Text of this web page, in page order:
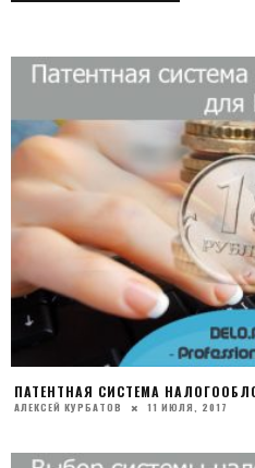
ПАТЕНТНАЯ СИСТЕМА
АЛЕКСЕЙ КУРБАТОВ 11 ИЮЛЯ, 2017